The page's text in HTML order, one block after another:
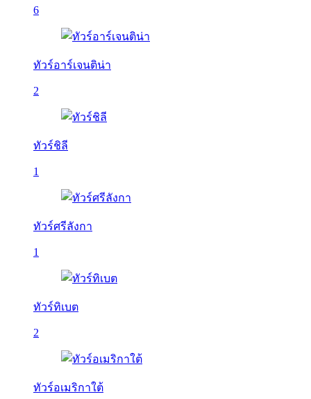
6
ทัวร์อาร์เจนติน่า
2
ทัวร์ชิลี
1
ทัวร์ศรีลังกา
1
ทัวร์ทิเบต
2
ทัวร์อเมริกาใต้